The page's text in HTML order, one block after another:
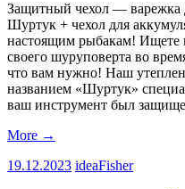
Защитный чехол — варежка
Шуртук + чехол для
настоящим рыбакам! Ищете
своего шуруповерта во
что вам нужно! Наш
названием «Шуртук»
ваш инструмент был
More →
19.12.2023 ideaFisher